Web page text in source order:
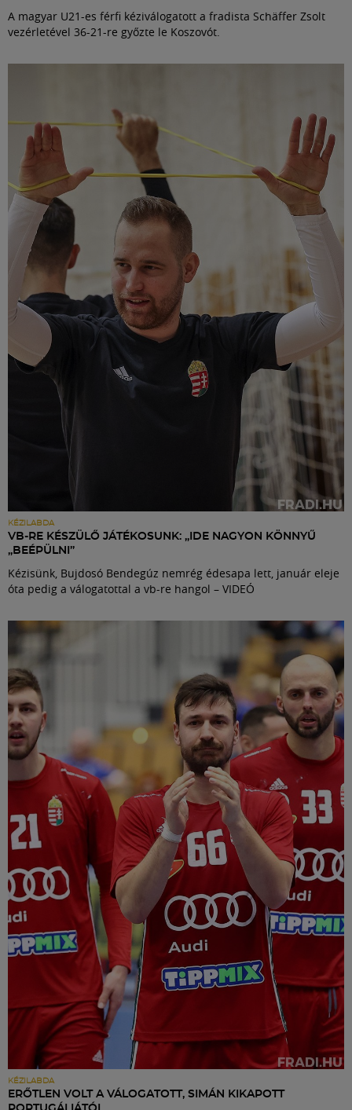
A magyar U21-es férfi kéziválogatott a fradista Schäffer Zsolt
vezérletével 36-21-re győzte le Koszovót.
KÉZILABDA
VB-RE KÉSZÜLŐ JÁTÉKOSUNK: „IDE NAGYON KÖNNYŰ
„BEÉPÜLNI”
Kézisünk, Bujdosó Bendegúz nemrég édesapa lett, január eleje
óta pedig a válogatottal a vb-re hangol – VIDEÓ
KÉZILABDA
ERŐTLEN VOLT A VÁLOGATOTT, SIMÁN KIKAPOTT